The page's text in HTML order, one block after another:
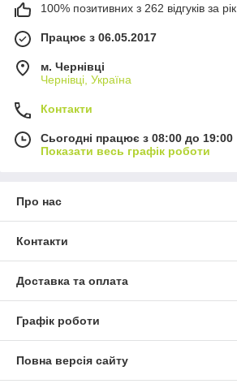
100% позитивних з 262 відгуків за рік
Працює з 06.05.2017
м. Чернівці
Чернівці, Україна
Контакти
Сьогодні працює з 08:00 до 19:00
Показати весь графік роботи
Про нас
Контакти
Доставка та оплата
Графік роботи
Повна версія сайту